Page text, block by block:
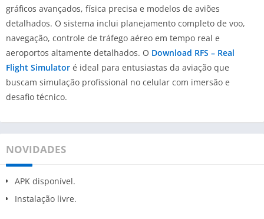
gráficos avançados, física precisa e modelos de aviões
detalhados. O sistema inclui planejamento completo de voo,
navegação, controle de tráfego aéreo em tempo real e
aeroportos altamente detalhados. O Download RFS – Real
Flight Simulator é ideal para entusiastas da aviação que
buscam simulação profissional no celular com imersão e
desafio técnico.
NOVIDADES
APK disponível.
Instalação livre.